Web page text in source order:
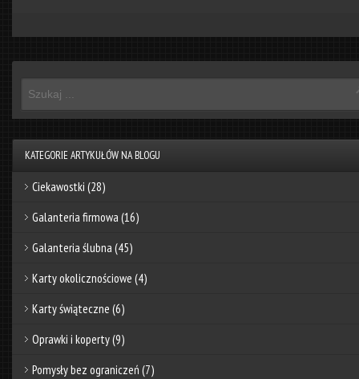
KATEGORIE ARTYKUŁÓW NA BLOGU
Ciekawostki (28)
Galanteria firmowa (16)
Galanteria ślubna (45)
Karty okolicznościowe (4)
Karty świąteczne (6)
Oprawki i koperty(9)
Pomysły bez ograniczeń (7)